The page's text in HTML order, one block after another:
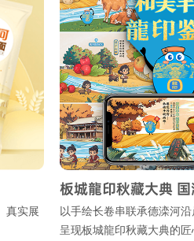
板城龍印秋藏大典 国潮
以手绘长卷串联承德滦河沿岸风
呈现板城龍印秋藏大典的匠心传